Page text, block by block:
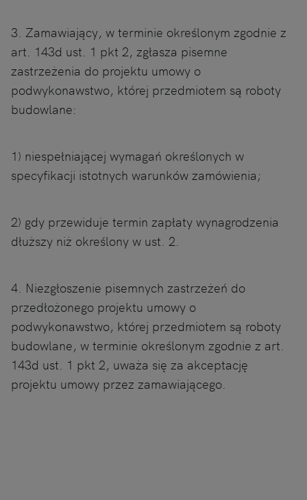
3. Zamawiający, w terminie określonym zgodnie z
art. 143d ust. 1 pkt 2, zgłasza pisemne
zastrzeżenia do projektu umowy o
podwykonawstwo, której przedmiotem są roboty
budowlane:
1) niespełniającej wymagań określonych w
specyfikacji istotnych warunków zamówienia;
2) gdy przewiduje termin zapłaty wynagrodzenia
dłuższy niż określony w ust. 2.
4. Niezgłoszenie pisemnych zastrzeżeń do
przedłożonego projektu umowy o
podwykonawstwo, której przedmiotem są roboty
budowlane, w terminie określonym zgodnie z art.
143d ust. 1 pkt 2, uważa się za akceptację
projektu umowy przez zamawiającego.